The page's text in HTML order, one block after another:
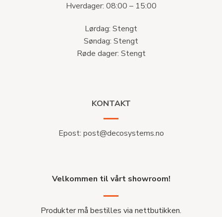
Hverdager: 08:00 – 15:00
Lørdag: Stengt
Søndag: Stengt
Røde dager: Stengt
KONTAKT
Epost: post@decosystems.no
Velkommen til vårt showroom!
Produkter må bestilles via nettbutikken.